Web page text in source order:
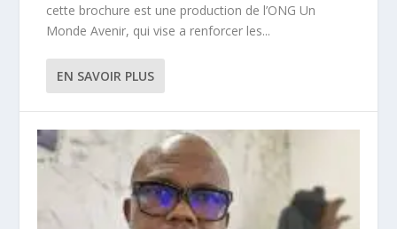
cette brochure est une production de l’ONG Un
Monde Avenir, qui vise a renforcer les...
EN SAVOIR PLUS